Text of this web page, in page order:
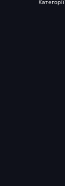
Категорії